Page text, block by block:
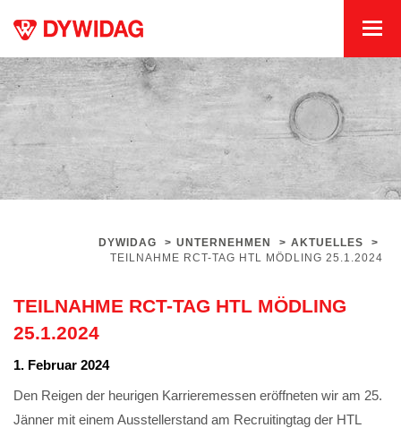
DYWIDAG > UNTERNEHMEN > AKTUELLES
>
TEILNAHME RCT-TAG HTL MÖDLING 25.1.2024
TEILNAHME RCT-TAG HTL MÖDLING
25.1.2024
1. Februar 2024
Den Reigen der heurigen Karrieremessen eröffneten wir am 25.
Jänner mit einem Ausstellerstand am Recruitingtag der HTL